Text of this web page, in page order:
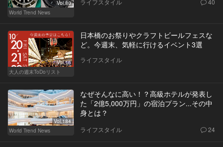
Vol.80
World Trend News
ライフスタイル 40
Vol.16
大人の週末ToDoリスト
日本橋のお祭りやクラフトビールフェスな
ど。今週末、気軽に行けるイベント3選
ライフスタイル
Vol.184
World Trend News
なぜそんなに高い！？高級ホテルが発表し
た「2億5,000万円」の宿泊プラン...その中
身とは？
ライフスタイル 24